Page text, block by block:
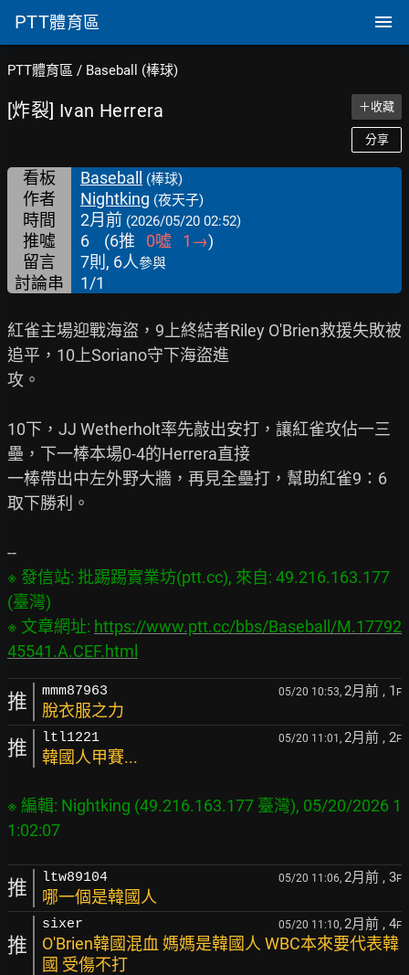
PTT體育區
PTT體育區 / Baseball (棒球)
[炸裂] Ivan Herrera ＋收藏
分享
看板 Baseball (棒球)
作者 Nightking (夜天子)
時間 2月前 (2026/05/20 02:52)
推噓 6 (6推 0噓 1 →)
留言
7則, 6人參與
討論串 1/1
紅雀主場迎戰海盜，9上終結者Riley O'Brien救援失敗被
追平，10上Soriano守下海盜進
攻。
10下，JJ Wetherholt率先敲出安打，讓紅雀攻佔一三
壘，下一棒本場0-4的Herrera直接
一棒帶出中左外野大牆，再見全壘打，幫助紅雀9：6
取下勝利。
※ 發信站: 批踢踢實業坊(ptt.cc), 來自: 49.216.163.177
(臺灣)
※ 文章網址: https://www.ptt.cc/bbs/Baseball/M.17792
45541.A.CEF.html
推 mmm87963 05/20 10:53, 2月前 , 1 F
脫衣服之力
推 ltl1221 05/20 11:01, 2月前 , 2F
韓國人甲賽...
※ 編輯: Nightking (49.216.163.177 臺灣), 05/20/2026 1
推 ltw89104 05/20 11:06, 2月前 , 3F
哪一個是韓國人
推
sixer 05/20 11:10, 2月前 , 4F
O'Brien韓國混血 媽媽是韓國人 WBC本來要代表韓
國 受傷不打